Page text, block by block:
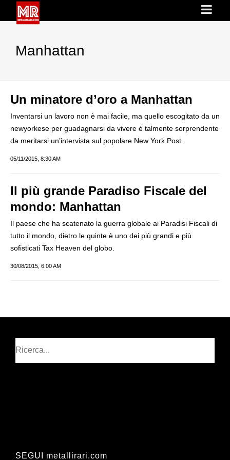
Manhattan
Un minatore d’oro a Manhattan
Inventarsi un lavoro non è mai facile, ma quello escogitato da un
newyorkese per guadagnarsi da vivere è talmente sorprendente
da meritarsi un’intervista sul popolare New York Post.
05/11/2015, 8:30 AM
Il più grande Paradiso Fiscale del
mondo: Manhattan
Il paese che ha scatenato la guerra globale ai Paradisi Fiscali di
tutto il mondo, dietro le quinte è uno dei più grandi e più
sofisticati Tax Heaven del globo.
30/08/2015, 6:00 AM
SEGUI metallirari.com